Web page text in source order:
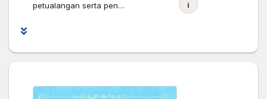
petualangan serta pen…
i